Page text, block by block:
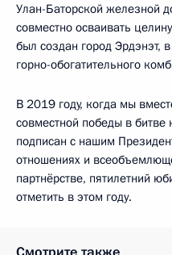
Улан-Баторской железной
совместно осваивать
был создан город Эрдэнэт,
горно-обогатительного
В 2019 году, когда мы
совместной победы в
подписан с нашим
отношениях и
партнёрстве, пятилетний
отметить в этом году.